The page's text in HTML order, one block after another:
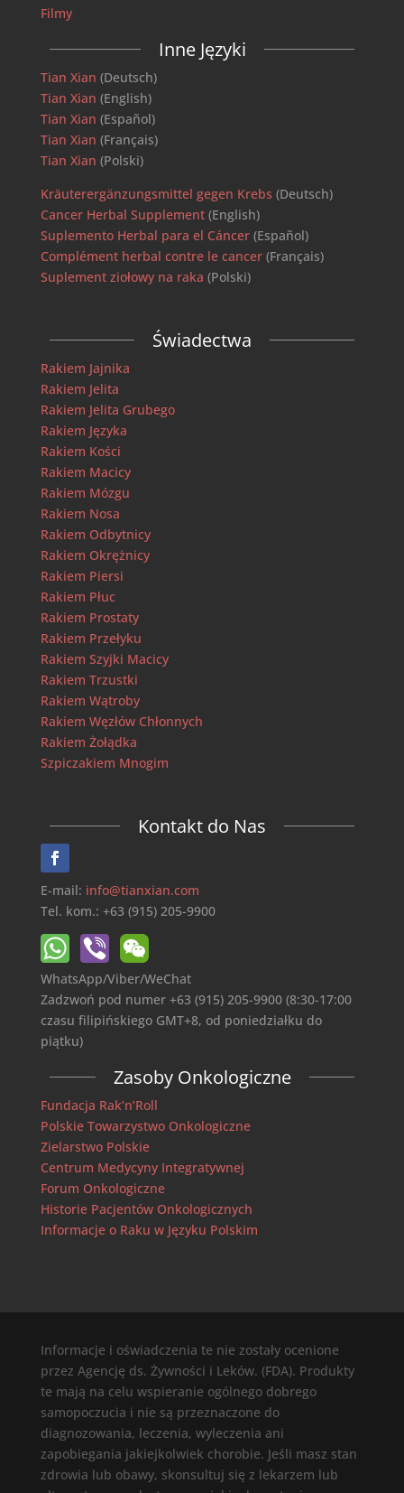
Filmy
Inne Języki
Tian Xian (Deutsch)
Tian Xian (English)
Tian Xian (Español)
Tian Xian (Français)
Tian Xian (Polski)
Kräuterergänzungsmittel gegen Krebs (Deutsch)
Cancer Herbal Supplement(English)
Suplemento Herbal para el Cáncer(Español)
Complément herbal contre le cancer(Français)
Suplement ziołowy na raka (Polski)
Świadectwa
Rakiem Jajnika
Rakiem Jelita
Rakiem Jelita Grubego
Rakiem Języka
Rakiem Kości
Rakiem Macicy
Rakiem Mózgu
Rakiem Nosa
Rakiem Odbytnicy
Rakiem Okrężnicy
Rakiem Piersi
Rakiem Płuc
Rakiem Prostaty
Rakiem Przełyku
Rakiem Szyjki Macicy
Rakiem Trzustki
Rakiem Wątroby
Rakiem Węzłów Chłonnych
Rakiem Żołądka
Szpiczakiem Mnogim
Kontakt do Nas
E-mail: info@tianxian.com
Tel. kom.: +63 (915) 205-9900
WhatsApp/Viber/WeChat
Zadzwoń pod numer +63 (915) 205-9900 (8:30-17:00
czasu filipińskiego GMT+8, od poniedziałku do
piątku)
Zasoby Onkologiczne
Fundacja Rak’n’Roll
Polskie Towarzystwo Onkologiczne
Zielarstwo Polskie
Centrum Medycyny Integratywnej
Forum Onkologiczne
Historie Pacjentów Onkologicznych
Informacje o Raku w Języku Polskim
Informacje i oświadczenia te nie zostały ocenione
przez Agencję ds. Żywności i Leków. (FDA). Produkty
te mają na celu wspieranie ogólnego dobrego
samopoczucia i nie są przeznaczone do
diagnozowania, leczenia, wyleczenia ani
zapobiegania jakiejkolwiek chorobie. Jeśli masz stan
zdrowia lub obawy, skonsultuj się z lekarzem lub